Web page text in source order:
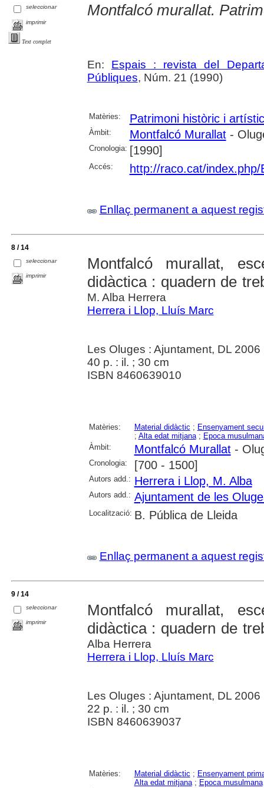
seleccionar
imprimir
Text complet
Montfalcó murallat.
En: Espais : revista del
Públiques, Núm. 21 (1990)
Matèries: Patrimoni històric i artístic
Àmbit: Montfalcó Murallat-
Cronologia: [1990]
Accés: http://raco.cat/
Enllaç permanent a aquest
8 / 14
seleccionar
imprimir
Montfalcó murallat,
didàctica : quadern de
M. Alba Herrera
Herrera i Llop, Lluís Marc
Les Oluges : Ajuntament, DL 2006
40 p. : il. ; 30 cm
ISBN 8460639010
Matèries: Material didàctic ; Ensenyament
; Alta edat mitjana; Epoca
Àmbit:
Montfalcó Murallat-
Cronologia: [700 - 1500]
Autors add.: Herrera i Llop, M. Alba
Autors add.: Ajuntament de les
Localització: B. Pública de Lleida
Enllaç permanent a aquest
9 / 14
seleccionar
imprimir
Montfalcó murallat,
didàctica : quadern de
Alba Herrera
Herrera i Llop, Lluís Marc
Les Oluges : Ajuntament, DL 2006
22 p. : il. ; 30 cm
ISBN 8460639037
Matèries: Material didàctic ; Ensenyament
Alta edat mitjana; Epoca musulmana